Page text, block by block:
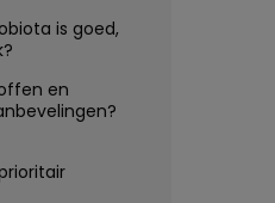
is goed,
en